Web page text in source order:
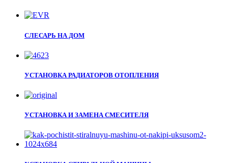
СЛЕСАРЬ НА ДОМ
УСТАНОВКА РАДИАТОРОВ ОТОПЛЕНИЯ
УСТАНОВКА И ЗАМЕНА СМЕСИТЕЛЯ